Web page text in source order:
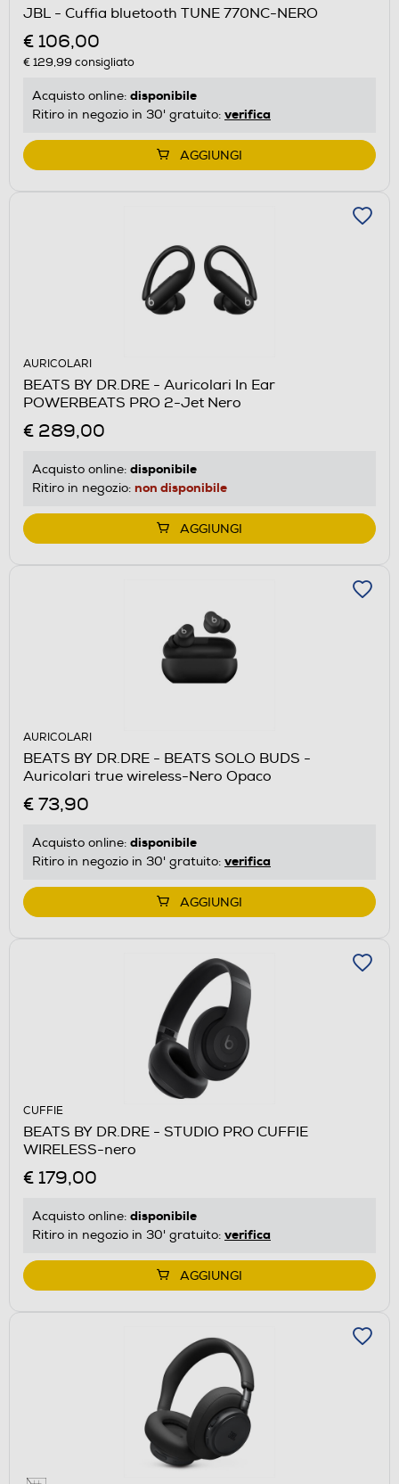
JBL - Cuffia bluetooth TUNE 770NC-NERO
€ 106,00
€ 129,99 consigliato
Acquisto online: disponibile
Ritiro in negozio in 30' gratuito: verifica
AGGIUNGI
AURICOLARI
BEATS BY DR.DRE - Auricolari In Ear
POWERBEATS PRO 2-Jet Nero
€ 289,00
Acquisto online: disponibile
Ritiro in negozio: non disponibile
AGGIUNGI
AURICOLARI
BEATS BY DR.DRE - BEATS SOLO BUDS -
Auricolari true wireless-Nero Opaco
€ 73,90
Acquisto online: disponibile
Ritiro in negozio in 30' gratuito: verifica
AGGIUNGI
CUFFIE
BEATS BY DR.DRE - STUDIO PRO CUFFIE
WIRELESS-nero
€ 179,00
Acquisto online: disponibile
Ritiro in negozio in 30' gratuito: verifica
AGGIUNGI